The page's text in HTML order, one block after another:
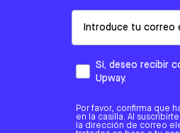
Sí, deseo recibir
Upway.
Por favor, confirma que
en la casilla. Al
la dirección de correo